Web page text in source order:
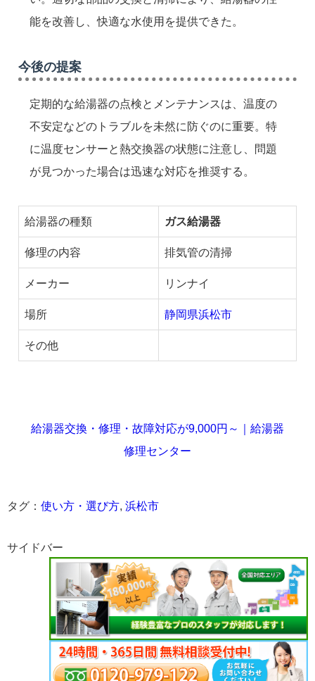
能を改善し、快適な水使用を提供できた。
今後の提案
定期的な給湯器の点検とメンテナンスは、温度の
不安定などのトラブルを未然に防ぐのに重要。特
に温度センサーと熱交換器の状態に注意し、問題
が見つかった場合は迅速な対応を推奨する。
給湯器の種類 ガス給湯器
修理の内容 排気管の清掃
メーカー リンナイ
場所 静岡県浜松市
その他
給湯器交換・修理・故障対応が9,000円～｜給湯器
修理センター
タグ： 使い方・選び方, 浜松市
サイドバー